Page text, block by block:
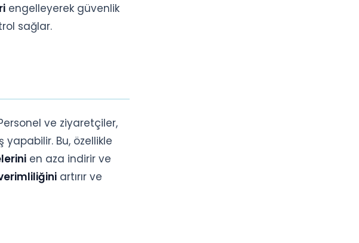
engelleyerek güvenlik
sağlar.
ve ziyaretçiler,
Bu, özellikle
en aza indirir ve
artırır ve